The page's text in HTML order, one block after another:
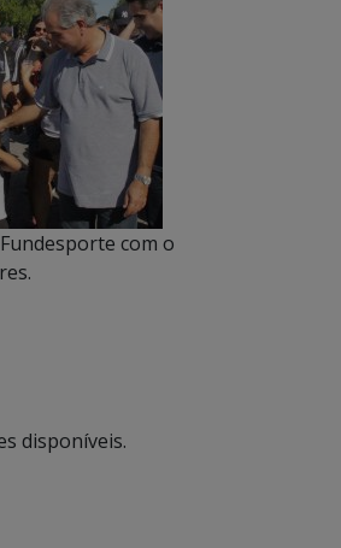
com o
disponíveis.